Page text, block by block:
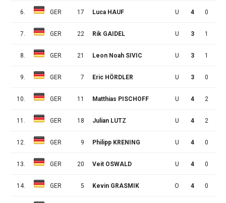
6. GER 17 Luca HAUF U 4 0
7. GER 22 Rik GAIDEL U 3 1
8. GER 21 Leon Noah SIVIC U 3 1
9. GER 7 Eric HÖRDLER U 3 0
10. GER 11 Matthias PISCHOFF U 4 2
11. GER 18 Julian LUTZ U 4 2
12. GER 9 Philipp KRENING U 4 0
13. GER 20 Veit OSWALD U 4 0
14. GER 5 Kevin GRASMIK O 4 0